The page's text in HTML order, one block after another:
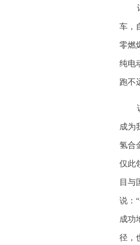
车，
零燃
纯电
跑不
成为
氢合
仅此
目与
说：
成功
径，